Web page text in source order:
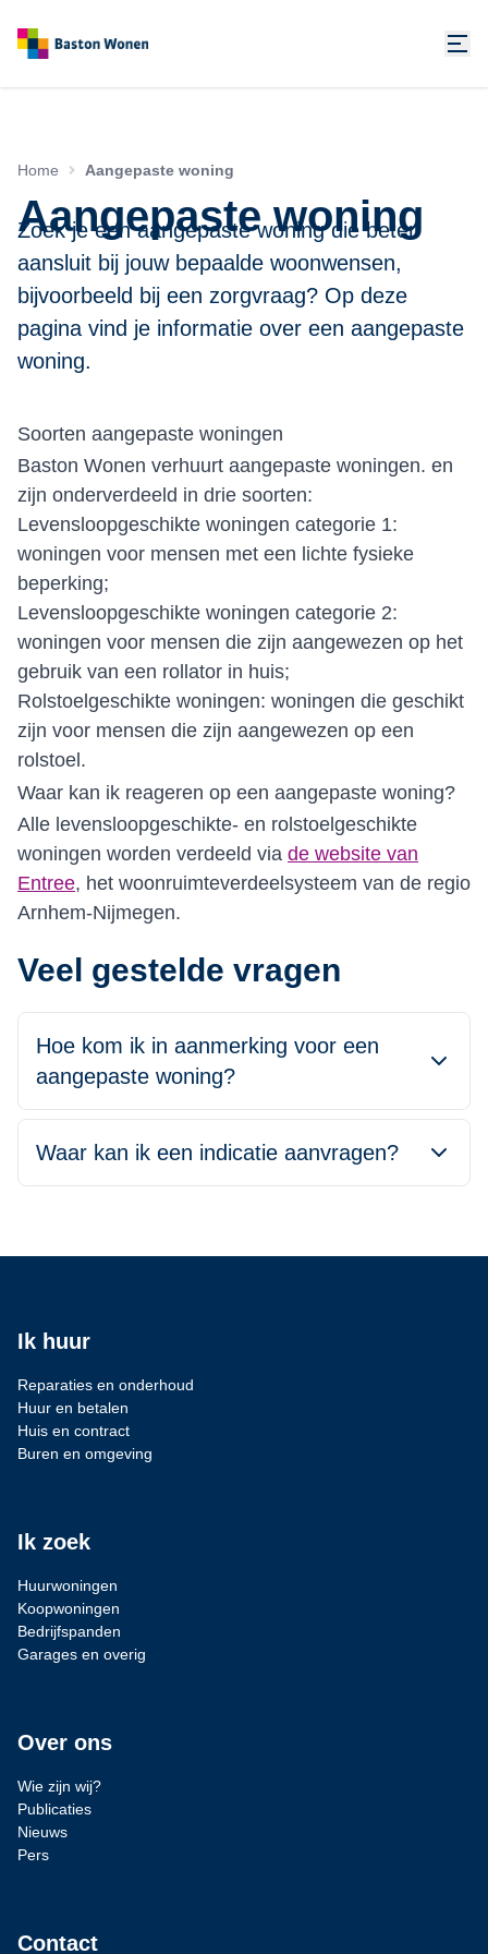
Home Aangepaste woning
Aangepaste woning
Zoek je een aangepaste woning die beter
aansluit bij jouw bepaalde woonwensen,
bijvoorbeeld bij een zorgvraag? Op deze
pagina vind je informatie over een aangepaste
woning.
Soorten aangepaste woningen
Baston Wonen verhuurt aangepaste woningen. en
zijn onderverdeeld in drie soorten:
Levensloopgeschikte woningen categorie 1:
woningen voor mensen met een lichte fysieke
beperking;
Levensloopgeschikte woningen categorie 2:
woningen voor mensen die zijn aangewezen op het
gebruik van een rollator in huis;
Rolstoelgeschikte woningen: woningen die geschikt
zijn voor mensen die zijn aangewezen op een
rolstoel.
Waar kan ik reageren op een aangepaste woning?
Alle levensloopgeschikte- en rolstoelgeschikte
woningen worden verdeeld via de website van
Entree, het woonruimteverdeelsysteem van de regio
Arnhem-Nijmegen.
Veel gestelde vragen
Hoe kom ik in aanmerking voor een
aangepaste woning?
Waar kan ik een indicatie aanvragen?
Ik huur
Reparaties en onderhoud
Huur en betalen
Huis en contract
Buren en omgeving
Ik zoek
Huurwoningen
Koopwoningen
Bedrijfspanden
Garages en overig
Over ons
Wie zijn wij?
Publicaties
Nieuws
Pers
Contact